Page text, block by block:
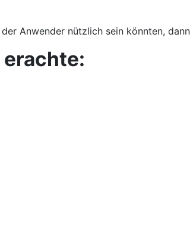
Anwender nützlich sein könnten, dann